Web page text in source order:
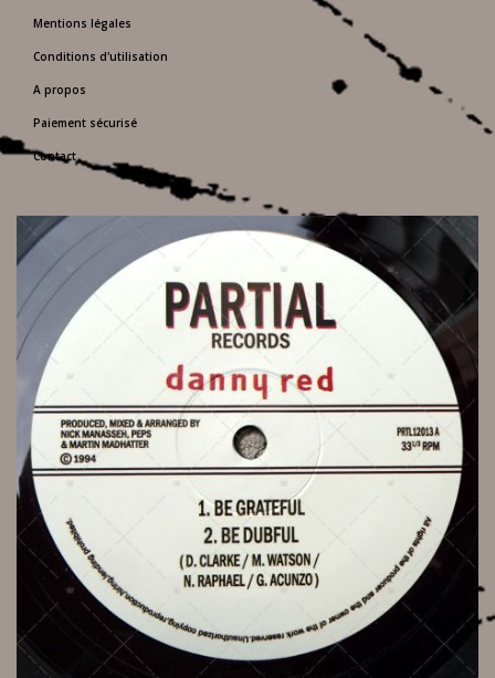
Mentions légales
Conditions d'utilisation
A propos
Paiement sécurisé
Contact